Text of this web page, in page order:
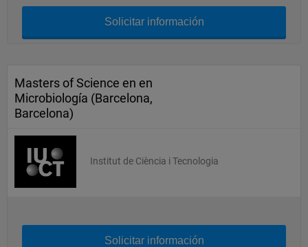
Solicitar información
Masters of Science en en
Microbiología (Barcelona,
Barcelona)
Institut de Ciència i Tecnologia
Solicitar información